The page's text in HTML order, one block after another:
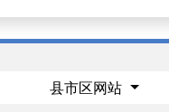
县市区网站